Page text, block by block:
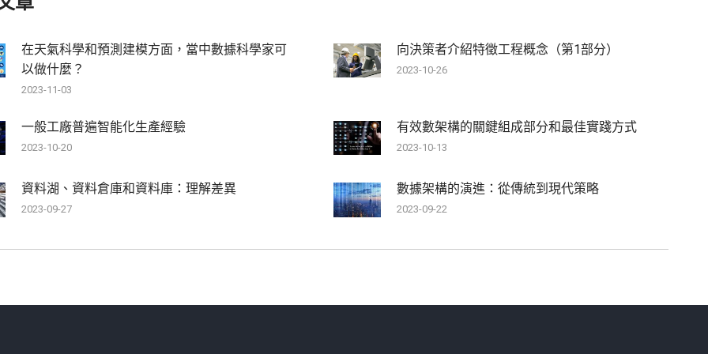
在天氣科學和預測建模方面，當中數據科學家可
以做什麼？
2023-11-03
向決策者介紹特徵工程概念（第1部分）
2023-10-26
一般工廠普遍智能化生產經驗
2023-10-20
有效數架構的關鍵組成部分和最佳實踐方式
2023-10-13
資料湖、資料倉庫和資料庫：理解差異
2023-09-27
數據架構的演進：從傳統到現代策略
2023-09-22